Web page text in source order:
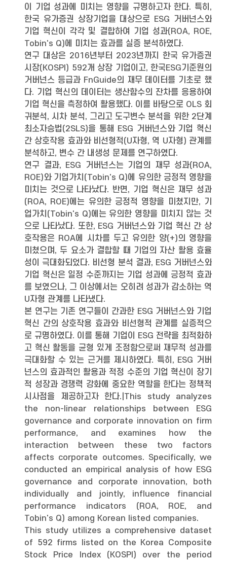
이 기업 성과에 미치는 영향을 규명하고자 한다. 특히,
한국 유가증권 상장기업을 대상으로 ESG 거버넌스와
기업 혁신이 각각 및 결합하여 기업 성과(ROA, ROE,
Tobin's Q)에 미치는 효과를 실증 분석하였다.
연구 대상은 2016년부터 2023년까지 한국 유가증권
시장(KOSPI) 592개 상장 기업이고, 한국ESG기준원의
거버넌스 등급과 FnGuide의 재무 데이터를 기초로 했
다. 기업 혁신의 데이터는 생산함수의 잔차를 응용하여
기업 혁신을 측정하여 활용했다. 이를 바탕으로 OLS 회
귀분석, 시차 분석, 그리고 도구변수 분석을 위한 2단계
최소자승법(2SLS)을 통해 ESG 거버넌스와 기업 혁신
간 상호작용 효과와 비선형적(U자형, 역 U자형) 관계를
분석하고, 변수 간 내생성 문제를 연구하였다.
연구 결과, ESG 거버넌스는 기업의 재무 성과(ROA,
ROE)와 기업가치(Tobin's Q)에 유의한 긍정적 영향을
미치는 것으로 나타났다. 반면, 기업 혁신은 재무 성과
(ROA, ROE)에는 유의한 긍정적 영향을 미쳤지만, 기
업가치(Tobin's Q)에는 유의한 영향을 미치지 않는 것
으로 나타났다. 또한, ESG 거버넌스와 기업 혁신 간 상
호작용은 ROA에 시차를 두고 유의한 양(+)의 영향을
미쳤으며, 두 요소가 결합할 때 기업의 자산 활용 효율
성이 극대화되었다. 비선형 분석 결과, ESG 거버넌스와
기업 혁신은 일정 수준까지는 기업 성과에 긍정적 효과
를 보였으나, 그 이상에서는 오히려 성과가 감소하는 역
U자형 관계를 나타냈다.
본 연구는 기존 연구들이 간과한 ESG 거버넌스와 기업
혁신 간의 상호작용 효과와 비선형적 관계를 실증적으
로 규명하였다. 이를 통해 기업이 ESG 전략을 최적화하
고 혁신 활동을 균형 있게 조정함으로써 재무적 성과를
극대화할 수 있는 근거를 제시하였다. 특히, ESG 거버
넌스의 효과적인 활용과 적정 수준의 기업 혁신이 장기
적 성장과 경쟁력 강화에 중요한 역할을 한다는 정책적
시사점을 제공하고자 한다.|This study analyzes
the non-linear relationships between ESG
governance and corporate innovation on firm
performance, and examines how the
interaction between these two factors
affects corporate outcomes. Specifically, we
conducted an empirical analysis of how ESG
governance and corporate innovation, both
individually and jointly, influence financial
performance indicators (ROA, ROE, and
Tobin's Q) among Korean listed companies.
This study utilizes a comprehensive dataset
of 592 firms listed on the Korea Composite
Stock Price Index (KOSPI) over the period